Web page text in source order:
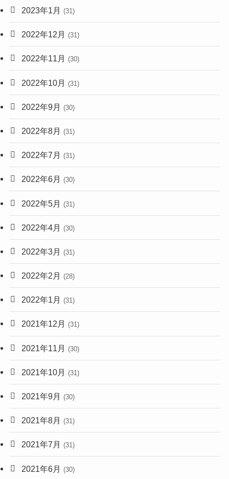
2023年1月 (31)
2022年12月 (31)
2022年11月 (30)
2022年10月 (31)
2022年9月 (30)
2022年8月 (31)
2022年7月 (31)
2022年6月 (30)
2022年5月 (31)
2022年4月 (30)
2022年3月 (31)
2022年2月 (28)
2022年1月 (31)
2021年12月 (31)
2021年11月 (30)
2021年10月 (31)
2021年9月 (30)
2021年8月 (31)
2021年7月 (31)
2021年6月 (30)